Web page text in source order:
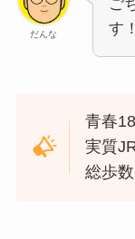
だんな
ご
す
青春
実質
総歩